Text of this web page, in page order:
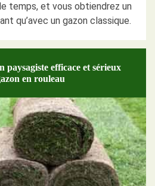
temps, et vous obtiendrez un
qu’avec un gazon classique.
paysagiste efficace et sérieux
en rouleau